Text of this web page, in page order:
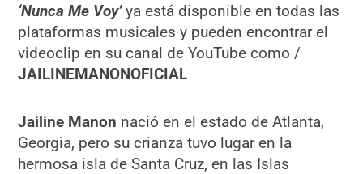
‘Nunca Me Voy’ya está disponible en todas las
plataformas musicales y pueden encontrar el
videoclip en su canal de YouTube como /
JAILINEMANONOFICIAL
Jailine Manon nació en el estado de Atlanta,
Georgia, pero su crianza tuvo lugar en la
hermosa isla de Santa Cruz, en las Islas